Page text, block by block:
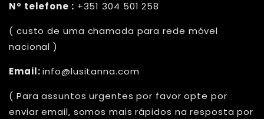
Nº telefone : +351 304 501 258
( custo de uma chamada para rede móvel
nacional )
Email:info@lusitanna.com
( Para assuntos urgentes por favor opte por
enviar email, somos mais rápidos na resposta por